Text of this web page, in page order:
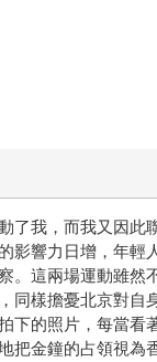
了我，而我又因此
影響力日增，年
。這兩場運動雖
同樣擔憂北京對自
下的照片，每當
把金鐘的占領視